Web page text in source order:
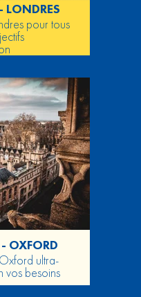
LONDRES
pour tous
OXFORD
ultra-
vos besoins